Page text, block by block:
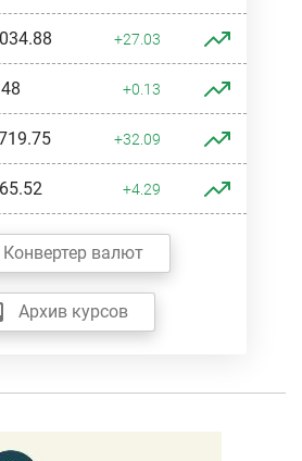
+27.03
+0.13
+32.09
+4.29
Конвертер валют
Архив курсов